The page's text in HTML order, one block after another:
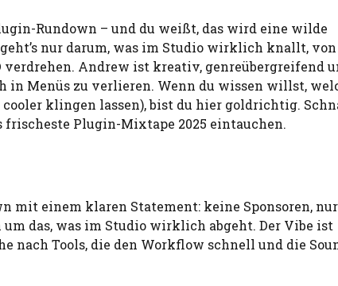
Rundown – und du weißt, das wird eine wilde
nur darum, was im Studio wirklich knallt, von
Andrew ist kreativ, genreübergreifend
in Menüs zu verlieren. Wenn du wissen willst,
klingen lassen), bist du hier goldrichtig.
Plugin-Mixtape 2025 eintauchen.
mit einem klaren Statement: keine Sponsoren, nur
das, was im Studio wirklich abgeht. Der Vibe ist
nach Tools, die den Workflow schnell und die